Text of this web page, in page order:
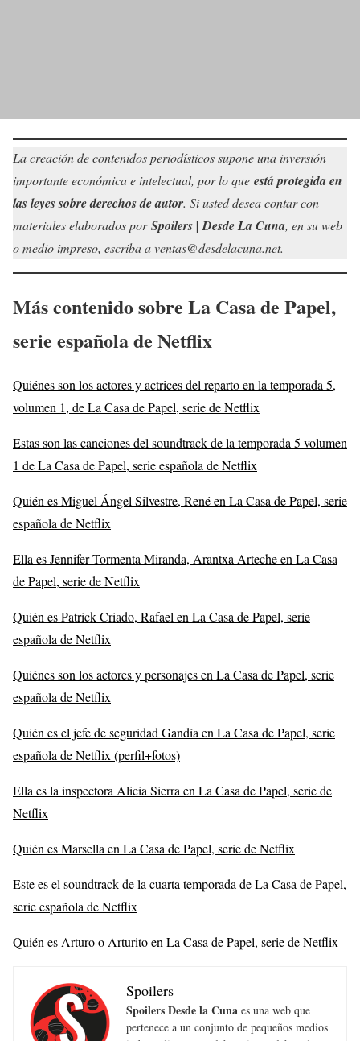
La creación de contenidos periodísticos supone una inversión
importante económica e intelectual, por lo que está protegida en
las leyes sobre derechos de autor. Si usted desea contar con
materiales elaborados porSpoilers | Desde La Cuna, en su web
o medio impreso, escriba a ventas@desdelacuna.net.
Más contenido sobre La Casa de Papel,
serie española de Netflix
Quiénes son los actores y actrices del reparto en la temporada 5,
volumen 1, de La Casa de Papel, serie de Netflix
Estas son las canciones del soundtrack de la temporada 5 volumen
1 de La Casa de Papel, serie española de Netflix
Quién es Miguel Ángel Silvestre, René en La Casa de Papel, serie
española de Netflix
Ella es Jennifer Tormenta Miranda, Arantxa Arteche en La Casa
de Papel, serie de Netflix
Quién es Patrick Criado, Rafael en La Casa de Papel, serie
española de Netflix
Quiénes son los actores y personajes en La Casa de Papel, serie
española de Netflix
Quién es el jefe de seguridad Gandía en La Casa de Papel, serie
española de Netflix (perfil+fotos)
Ella es la inspectora Alicia Sierra en La Casa de Papel, serie de
Netflix
Quién es Marsella en La Casa de Papel, serie de Netflix
Este es el soundtrack de la cuarta temporada de La Casa de Papel,
serie española de Netflix
Quién es Arturo o Arturito en La Casa de Papel, serie de Netflix
Spoilers
Spoilers Desde la Cuna es una web que
pertenece a un conjunto de pequeños medios